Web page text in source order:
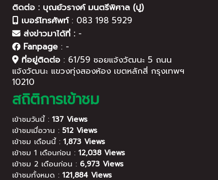
ติดต่อ : บุณย์วรางค์ มนตรีพิศาล (ปู)
เบอร์โทรศัพท์: 083 198 5929
ส่งข่าวมาได้ที่ : -
Fanpage : -
ที่อยู่ติดต่อ : 61/59 ซอยแจ้งวัฒนะ 5 ถนน
แจ้งวัฒนะ แขวงทุ่งสองห้อง เขตหลักสี่ กรุงเทพฯ
10210
สถิติการเข้าชม
เข้าชมวันนี้ : 137 Views
เข้าชมเมื่อวาน : 512 Views
เข้าชม เดือนนี้ : 1,873 Views
เข้าชม 1 เดือนก่อน : 12,038 Views
เข้าชม 2 เดือนก่อน : 6,973 Views
เข้าชมทั้งหมด : 121,884 Views